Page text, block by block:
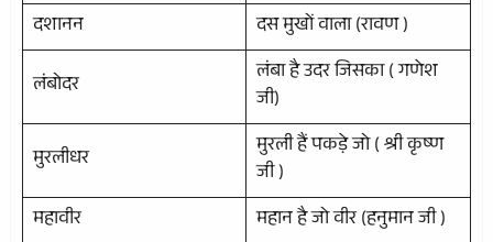
दशानन
दस मुखों वाला (रावण )
लंबोदर
लंबा है उदर जिसका ( गणेश
जी)
मुरलीधर
मुरली हैं पकड़े जो ( श्री कृष्ण
जी )
महावीर
महान है जो वीर (हनुमान जी )